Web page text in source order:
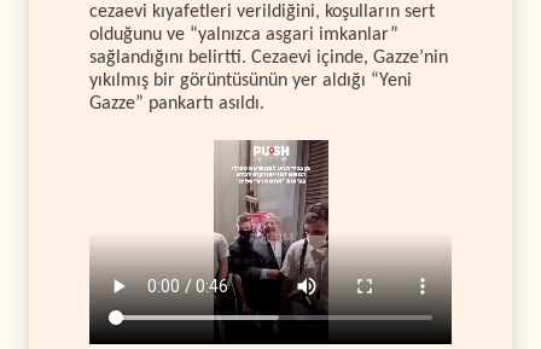
cezaevi kıyafetleri verildiğini, koşulların sert
olduğunu ve “yalnızca asgari imkanlar”
sağlandığını belirtti. Cezaevi içinde, Gazze’nin
yıkılmış bir görüntüsünün yer aldığı “Yeni
Gazze” pankartı asıldı.